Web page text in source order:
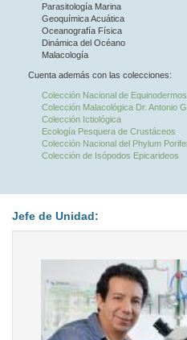
Parasitología Marina
Geoquímica Acuática
Oceanografía Física
Dinámica del Océano
Malacología
Cuenta además con las colecciones:
Colección Nacional de
Colección Malacológica Dr. Antonio
Colección Ictiológica
Ecología Pesquera de Crustáceos
Colección Nacional del Phylum
Colección de Isópodos Epicarideos
Jefe de Unidad: